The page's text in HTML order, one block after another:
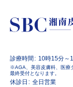
診療時間 10時15分～
※AGA、美容皮膚科、医療
最終受付となります。
休診日 全日営業